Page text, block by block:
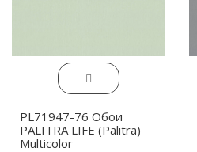
PL71947-76 Обои
PALITRA LIFE (Palitra)
Multicolor